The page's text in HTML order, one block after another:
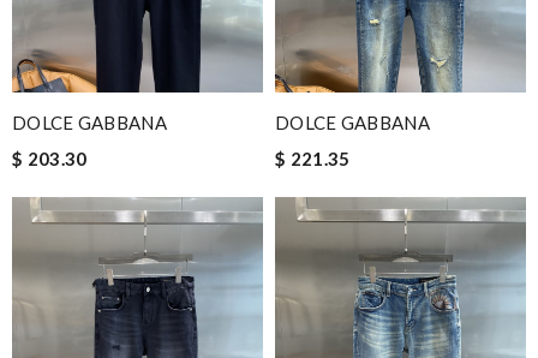
DOLCE GABBANA
$ 203.30
DOLCE GABBANA
$ 221.35